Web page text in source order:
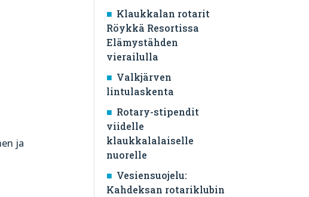
ja
Klaukkalan rotarit
Röykkä Resortissa
Elämystähden
vierailulla
Valkjärven
lintulaskenta
Rotary-stipendit
viidelle
klaukkalalaiselle
nuorelle
Vesiensuojelu:
Kahdeksan rotariklubin